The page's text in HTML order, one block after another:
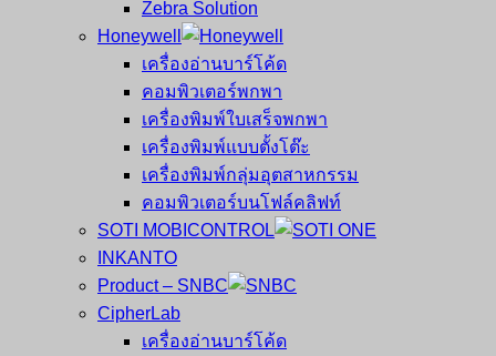
Zebra Solution
Honeywell
เครื่องอ่านบาร์โค้ด
คอมพิวเตอร์พกพา
เครื่องพิมพ์ใบเสร็จพกพา
เครื่องพิมพ์แบบตั้งโต๊ะ
เครื่องพิมพ์กลุ่มอุตสาหกรรม
คอมพิวเตอร์บนโฟล์คลิฟท์
SOTI MOBICONTROL
INKANTO
Product – SNBC
CipherLab
เครื่องอ่านบาร์โค้ด